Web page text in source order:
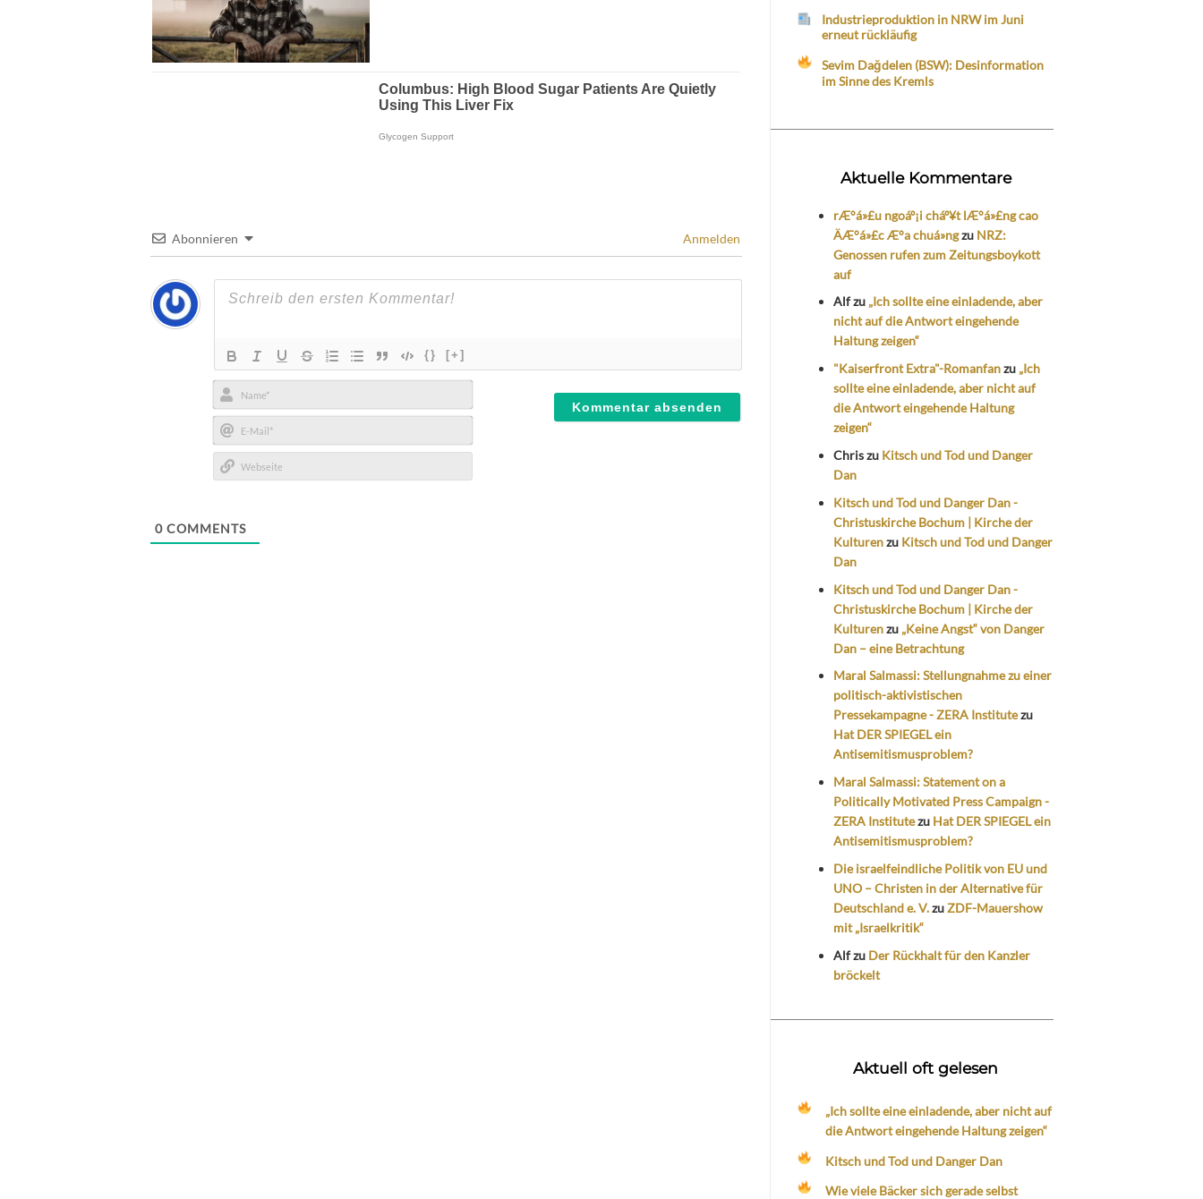
Abonnieren Anmelden
{} [+]
Name*
E-
Mail*
0 COMMENTS
Industrieproduktion in NRW im Juni
erneut rückläufig
Sevim Dağdelen (BSW): Desinformation
im Sinne des Kremls
Aktuelle Kommentare
rÆ°á»£u ngoáº¡i cháº¥t lÆ°á»£ng cao
ÄÆ°á»£c Æ°a chuá»ngzu NRZ:
Genossen rufen zum Zeitungsboykott
auf
Alfzu „Ich sollte eine einladende, aber
nicht auf die Antwort eingehende
Haltung zeigen“
"Kaiserfront Extra"-Romanfanzu „Ich
sollte eine einladende, aber nicht auf
die Antwort eingehende Haltung
zeigen“
Chriszu Kitsch und Tod und Danger
Dan
Kitsch und Tod und Danger Dan -
Christuskirche Bochum | Kirche der
Kulturenzu Kitsch und Tod und Danger
Dan
Kitsch und Tod und Danger Dan -
Christuskirche Bochum | Kirche der
Kulturenzu „Keine Angst“ von Danger
Dan – eine Betrachtung
Maral Salmassi: Stellungnahme zu einer
politisch-aktivistischen
Pressekampagne - ZERA Institutezu
Hat DER SPIEGEL ein
Antisemitismusproblem?
Maral Salmassi: Statement on a
Politically Motivated Press Campaign -
ZERA Institutezu Hat DER SPIEGEL ein
Antisemitismusproblem?
Die israelfeindliche Politik von EU und
UNO – Christen in der Alternative für
Deutschland e. V.zuZDF-Mauershow
mit „Israelkritik“
Alfzu Der Rückhalt für den Kanzler
bröckelt
Aktuell oft gelesen
„Ich sollte eine einladende, aber nicht auf
die Antwort eingehende Haltung zeigen“
Kitsch und Tod und Danger Dan
Wie viele Bäcker sich gerade selbst